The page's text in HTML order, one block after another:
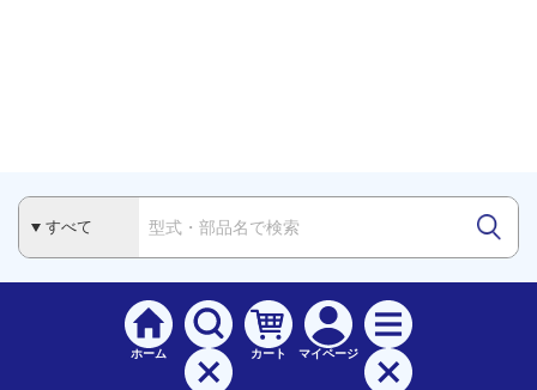
ホーム カート マイページ